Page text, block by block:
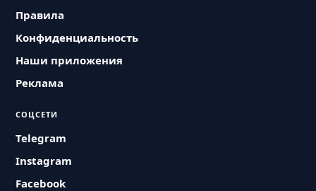
Правила
Конфиденциальность
Наши приложения
Реклама
СОЦСЕТИ
Telegram
Instagram
Facebook